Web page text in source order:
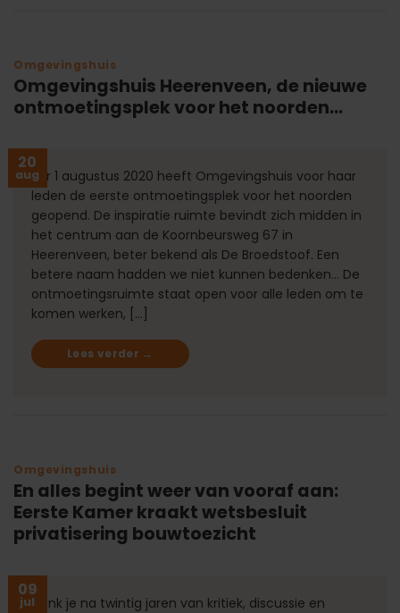
Omgevingshuis
Omgevingshuis Heerenveen, de nieuwe
ontmoetingsplek voor het noorden…
20
augPer 1 augustus 2020 heeft Omgevingshuis voor haar
leden de eerste ontmoetingsplek voor het noorden
geopend. De inspiratie ruimte bevindt zich midden in
het centrum aan de Koornbeursweg 67 in
Heerenveen, beter bekend als De Broedstoof. Een
betere naam hadden we niet kunnen bedenken… De
ontmoetingsruimte staat open voor alle leden om te
komen werken, […]
Lees verder →
Omgevingshuis
En alles begint weer van vooraf aan:
Eerste Kamer kraakt wetsbesluit
privatisering bouwtoezicht
09
julDenk je na twintig jaren van kritiek, discussie en